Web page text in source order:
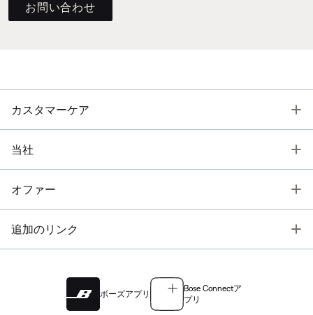
お問い合わせ
カスタマーケア
当社
オファー
追加のリンク
ボーズアプリ
Bose Connectア
プリ